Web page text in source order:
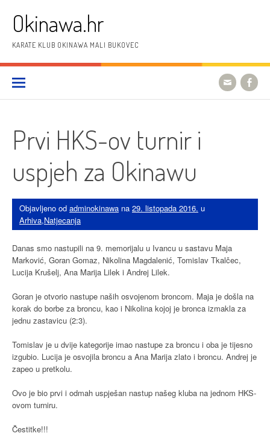
sadržajOkinawa.hr
KARATE KLUB OKINAWA MALI BUKOVEC
Prvi HKS-ov turnir i
uspjeh za Okinawu
Objavljeno od adminokinawa na 29. listopada 2016. u
Arhiva,Natjecanja
Danas smo nastupili na 9. memorijalu u Ivancu u sastavu Maja
Marković, Goran Gomaz, Nikolina Magdalenić, Tomislav Tkalčec,
Lucija Krušelj, Ana Marija Lilek i Andrej Lilek.
Goran je otvorio nastupe naših osvojenom broncom. Maja je došla na
korak do borbe za broncu, kao i Nikolina kojoj je bronca izmakla za
jednu zastavicu (2:3).
Tomislav je u dvije kategorije imao nastupe za broncu i oba je tijesno
izgubio. Lucija je osvojila broncu a Ana Marija zlato i broncu. Andrej je
zapeo u pretkolu.
Ovo je bio prvi i odmah uspješan nastup našeg kluba na jednom HKS-
ovom turniru.
Čestitke!!!